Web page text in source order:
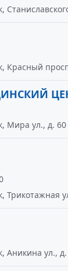
Красный
Мира ул., д. 60
Трикотажная
Аникина ул.,